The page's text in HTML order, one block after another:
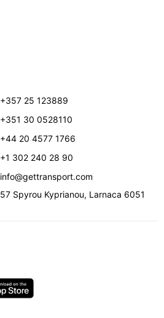
+357 25 123889
+351 30 0528110
+44 20 4577 1766
+1 302 240 28 90
info@gettransport.com
57 Spyrou Kyprianou, Larnaca 6051